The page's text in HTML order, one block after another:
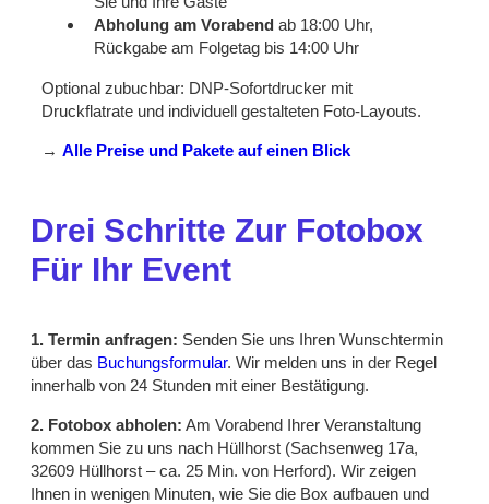
Abholung am Vorabend ab 18:00 Uhr,
Rückgabe am Folgetag bis 14:00 Uhr
Optional zubuchbar: DNP-Sofortdrucker mit
Druckflatrate und individuell gestalteten Foto-Layouts.
→ Alle Preise und Pakete auf einen Blick
Drei Schritte Zur Fotobox
Für Ihr Event
1. Termin anfragen: Senden Sie uns Ihren Wunschtermin
über das Buchungsformular. Wir melden uns in der Regel
innerhalb von 24 Stunden mit einer Bestätigung.
2. Fotobox abholen: Am Vorabend Ihrer Veranstaltung
kommen Sie zu uns nach Hüllhorst (Sachsenweg 17a,
32609 Hüllhorst – ca. 25 Min. von Herford). Wir zeigen
Ihnen in wenigen Minuten, wie Sie die Box aufbauen und